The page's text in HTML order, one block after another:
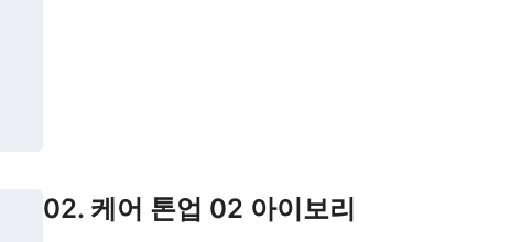
02. 케어 톤업 02 아이보리